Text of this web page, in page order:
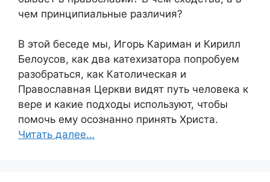
чем принципиальные различия?
В этой беседе мы, Игорь Кариман и Кирилл
Белоусов, как два катехизатора попробуем
разобраться, как Католическая и
Православная Церкви видят путь человека к
вере и какие подходы используют, чтобы
помочь ему осознанно принять Христа.
Читать далее…